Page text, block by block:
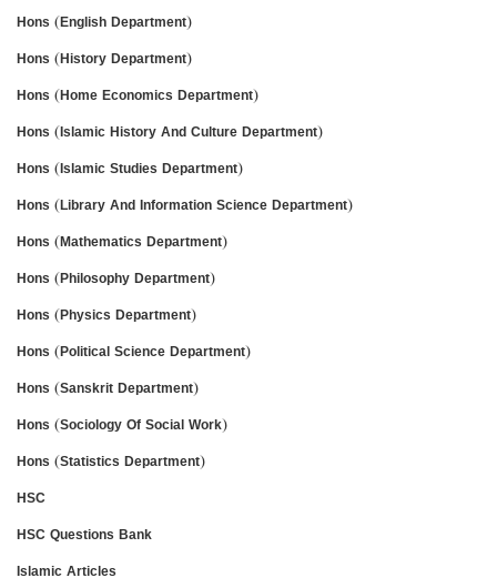
Hons (English Department)
Hons (History Department)
Hons (Home Economics Department)
Hons (Islamic History And Culture Department)
Hons (Islamic Studies Department)
Hons (Library And Information Science Department)
Hons (Mathematics Department)
Hons (Philosophy Department)
Hons (Physics Department)
Hons (Political Science Department)
Hons (Sanskrit Department)
Hons (Sociology Of Social Work)
Hons (Statistics Department)
HSC
HSC Questions Bank
Islamic Articles